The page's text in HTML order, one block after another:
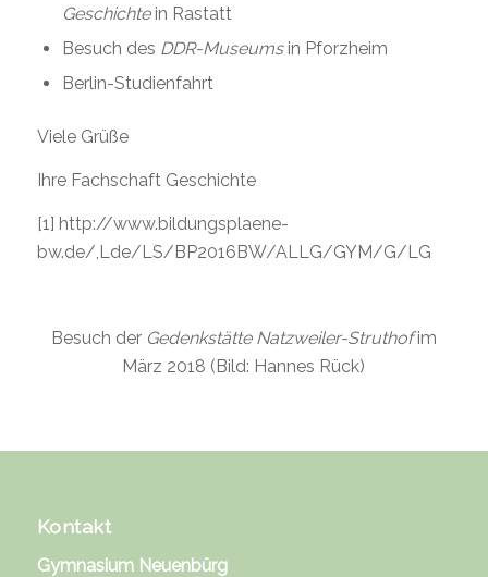
Geschichtein Rastatt
Besuch des DDR-Museumsin Pforzheim
Berlin-Studienfahrt
Viele Grüße
Ihre Fachschaft Geschichte
[1] http://www.bildungsplaene-
bw.de/,Lde/LS/BP2016BW/ALLG/GYM/G/LG
Besuch der Gedenkstätte Natzweiler-Struthofim
März 2018 (Bild: Hannes Rück)
Kontakt
Gymnasium Neuenbürg